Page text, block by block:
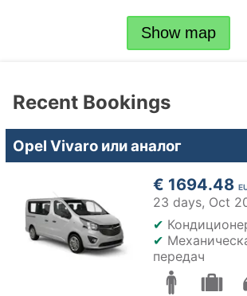
Show map
Recent Bookings
Opel Vivaro или аналог
€ 1694.48
23 days, Oct
✔
✔
передач